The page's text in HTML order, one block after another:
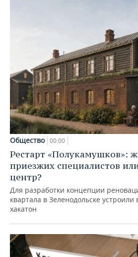
Общество 00:00
Рестарт «Полукамушков»:
приезжих специалистов
центр?
Для разработки концепции
квартала в Зеленодольске устроили
хакатон